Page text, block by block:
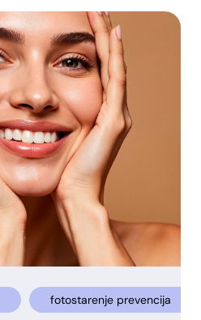
fotostarenje prevencija